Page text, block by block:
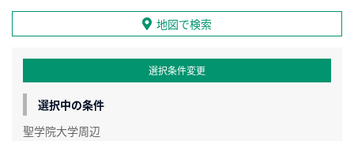
地図で検索
選択条件変更
選択中の条件
聖学院大学周辺